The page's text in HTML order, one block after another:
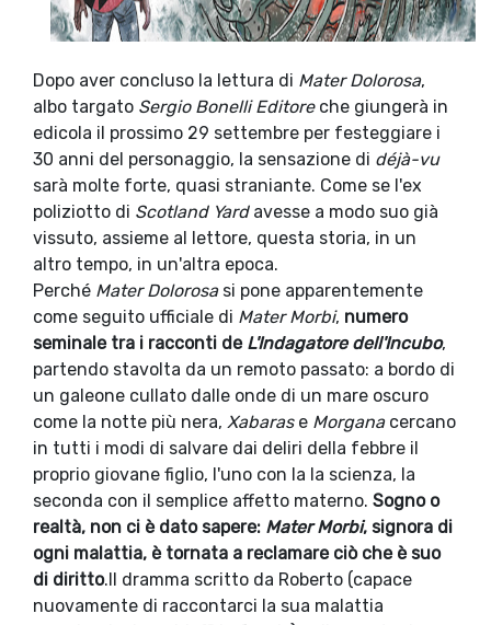
Dopo aver concluso la lettura di Mater Dolorosa,
albo targato Sergio Bonelli Editore che giungerà in
edicola il prossimo 29 settembre per festeggiare i
30 anni del personaggio, la sensazione di déjà-vu
sarà molte forte, quasi straniante. Come se l'ex
poliziotto di Scotland Yard avesse a modo suo già
vissuto, assieme al lettore, questa storia, in un
altro tempo, in un'altra epoca.
Perché Mater Dolorosa si pone apparentemente
come seguito ufficiale di Mater Morbi, numero
seminale tra i racconti de L'Indagatore dell'Incubo,
partendo stavolta da un remoto passato: a bordo di
un galeone cullato dalle onde di un mare oscuro
come la notte più nera, Xabarase Morgana cercano
in tutti i modi di salvare dai deliri della febbre il
proprio giovane figlio, l'uno con la la scienza, la
seconda con il semplice affetto materno. Sogno o
realtà, non ci è dato sapere: Mater Morbi, signora di
ogni malattia, è tornata a reclamare ciò che è suo
di diritto.Il dramma scritto da Roberto (capace
nuovamente di raccontarci la sua malattia